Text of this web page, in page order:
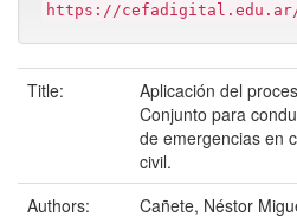
https://cefadigital.edu.ar/
Title:
Aplicación del
Conjunto para
de emergencias en
civil.
Authors:
Cañete, Néstor